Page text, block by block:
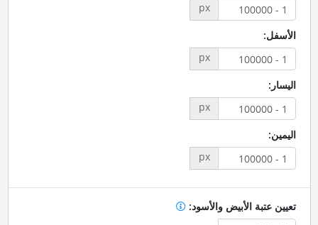
px
الأسفل:
px
اليسار:
px
اليمين:
px
تعيين عتبة الأبيض والأسود: